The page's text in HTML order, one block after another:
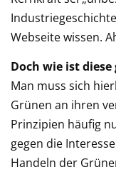
Webseite wissen.
Doch wie ist
Man muss sich
Grünen an ihren
Prinzipien häufig
gegen die
Handeln der